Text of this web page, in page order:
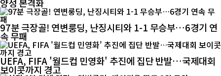
양성 본격화
97분 극장골! 연변룽딩, 난징시티와 1-1 무승부…6경기 연
속 무패
UEFA, FIFA '월드컵 민영화' 추진에 집단 반발…국제대회
보이콧까지 경고